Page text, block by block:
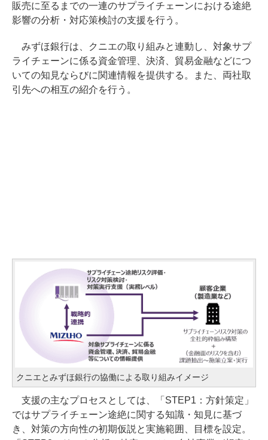
販売に至るまでの一連のサプライチェーンにおける途絶
影響の分析・対応策検討の支援を行う。
みずほ銀行は、クニエの取り組みと連動し、対象サプ
ライチェーンに係る資金管理、決済、貿易金融などにつ
いての知見ならびに関連情報を提供する。また、両社取
引先への相互の紹介を行う。
クニエとみずほ銀行の協働による取り組みイメージ
支援の主なプロセスとしては、「STEP1：方針策定」
ではサプライチェーン途絶に関する知識・知見に基づ
き、対策の方向性の初期仮説と実施範囲、目標を設定。